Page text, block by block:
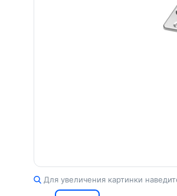
Для увеличения картинки